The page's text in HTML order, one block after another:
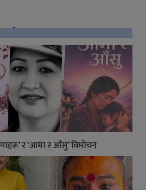
सबै
र ‘आमा र आँसु’ विमोचन